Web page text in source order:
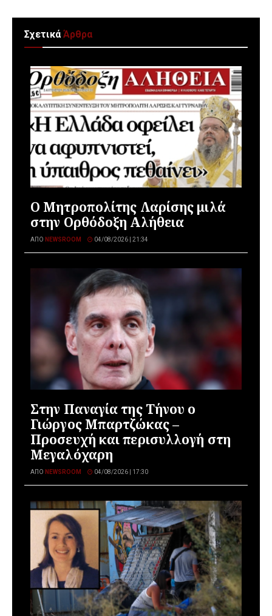
ΣχετικάΆρθρα
Ο Μητροπολίτης Λαρίσης μιλά
στην Ορθόδοξη Αλήθεια
ΑΠΌ NEWSROOM 04/08/2026 | 21:34
Στην Παναγία της Τήνου ο
Γιώργος Μπαρτζώκας –
Προσευχή και περισυλλογή στη
Μεγαλόχαρη
ΑΠΌ NEWSROOM 04/08/2026 | 17:30